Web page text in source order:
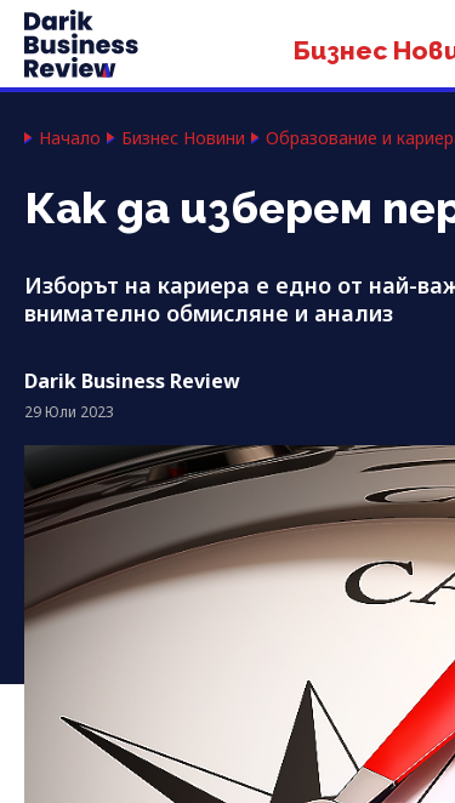
Бизнес
Начало Бизнес Новини Образование и
Как да изберем
Изборът на кариера е едно от най-
внимателно обмисляне и анализ
Darik Business Review
29 Юли 2023